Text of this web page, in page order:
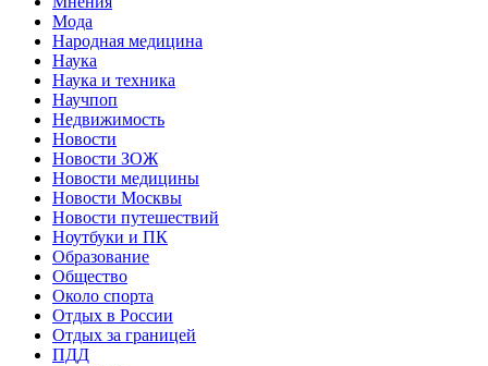
Мода
Народная медицина
Наука
Наука и техника
Научпоп
Недвижимость
Новости
Новости ЗОЖ
Новости медицины
Новости Москвы
Новости путешествий
Ноутбуки и ПК
Образование
Общество
Около спорта
Отдых в России
Отдых за границей
ПДД